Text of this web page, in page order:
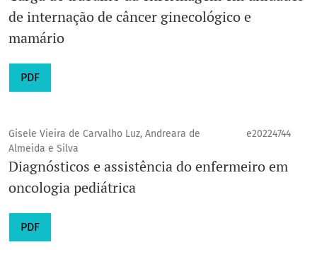
de internação de câncer ginecológico e
mamário
PDF
Gisele Vieira de Carvalho Luz, Andreara de
Almeida e Silva
e20224744
Diagnósticos e assistência do enfermeiro em
oncologia pediátrica
PDF